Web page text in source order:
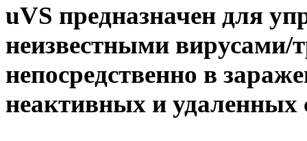
uVS предназначен для
неизвестными
непосредственно в
неактивных и удаленных